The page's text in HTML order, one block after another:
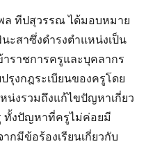
ปสุวรรณ ได้มอบหมาย
ะสาซึ่งดำรงตำแหน่งเป็น
ราชการครูและบุคลากร
รุงกฎระเบียนของครูโดย
น่งรวมถึงแก้ไขปัญหาเกี่ยว
ทั้งปัญหาที่ครูไม่ค่อยมี
กมีข้อร้องเรียนเกี่ยวกับ